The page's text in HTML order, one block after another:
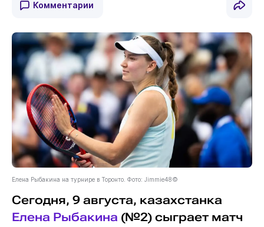
Комментарии
Елена Рыбакина на турнире в Торонто. Фото: Jimmie48©
Сегодня, 9 августа, казахстанка
Елена Рыбакина (№2) сыграет матч